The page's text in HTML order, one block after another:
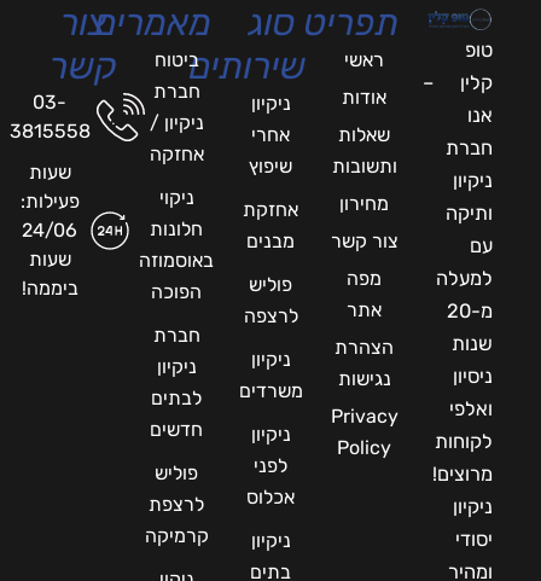
טופ
קלין –
אנו
חברת
ניקיון
ותיקה
עם
למעלה
מ-20
שנות
ניסיון
ואלפי
לקוחות
מרוצים!
ניקיון
יסודי
ומהיר
תפריט
ראשי
אודות
שאלות
ותשובות
מחירון
צור קשר
מפה
אתר
הצהרת
נגישות
Privacy
Policy
סוג
שירותים
ניקיון
אחרי
שיפוץ
אחזקת
מבנים
פוליש
לרצפה
ניקיון
משרדים
ניקיון
לפני
אכלוס
ניקיון
בתים
מאמרים
ביטוח
חברת
ניקיון /
אחזקה
ניקוי
חלונות
באוסמוזה
הפוכה
חברת
ניקיון
לבתים
חדשים
פוליש
לרצפת
קרמיקה
צור
קשר
03-
3815558
שעות
פעילות:
24/06
שעות
ביממה!